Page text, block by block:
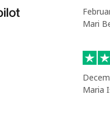
Mari
Maria